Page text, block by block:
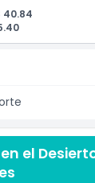
de curso
y agua
vivo (cantante o
a su hotel
con asientos al
40.84
el